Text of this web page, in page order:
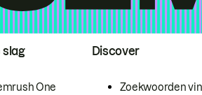
slag
One
Discover
Zoekwoorden